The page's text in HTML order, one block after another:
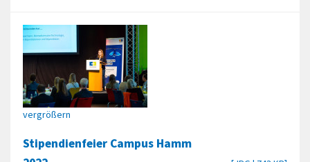
vergrößern
Stipendienfeier Campus Hamm